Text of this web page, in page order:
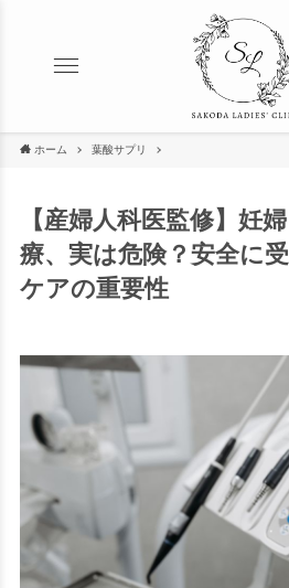
ホーム 葉酸サプリ
【産婦人科医監修】妊
療、実は危険？安全に
ケアの重要性